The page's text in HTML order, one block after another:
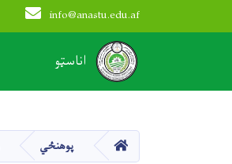
اناسټو
info@anastu.edu.af
Main navigation
کور پوهنځي